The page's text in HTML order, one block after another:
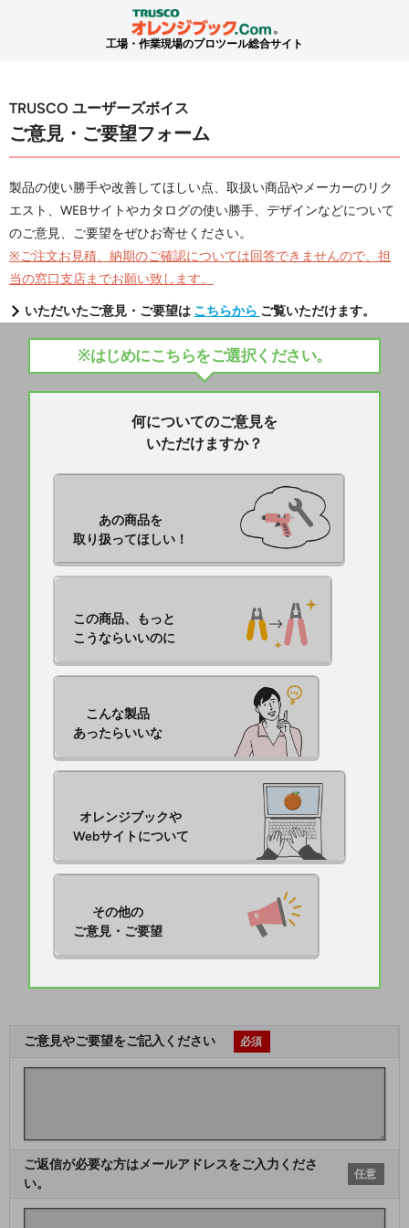
工場・作業現場のプロツール総合サイト
TRUSCO ユーザーズボイス
ご意見・ご要望フォーム
製品の使い勝手や改善してほしい点、取扱い商品やメーカーのリク
エスト、WEBサイトやカタログの使い勝手、デザインなどについて
のご意見、ご要望をぜひお寄せください。
※ご注文お見積、納期のご確認については回答できませんので、担
当の窓口支店までお願い致します。
いただいたご意見・ご要望は こちらから ご覧いただけます。
※はじめにこちらをご選択ください。
何についてのご意見を
いただけますか？
あの商品を
取り扱ってほしい！
この商品、もっと
こうならいいのに
こんな製品
あったらいいな
オレンジブックや
Webサイトについて
その他の
ご意見・ご要望
ご意見やご要望をご記入ください 必須
ご返信が必要な方はメールアドレスをご入力くださ
い。
任意